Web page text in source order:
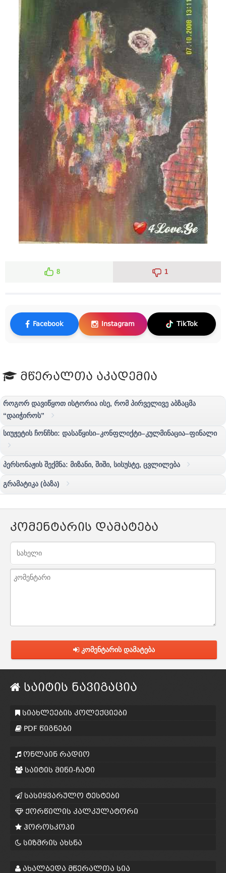
8 1
Facebook Instagram TikTok
მწერალთა აკადემია
როგორ დავიწყოთ ისტორია ისე, რომ პირველივე აბზაცმა
“დაიჭიროს”
სიუჟეტის ჩონჩხი: დასაწყისი–კონფლიქტი–კულმინაცია–ფინალი
პერსონაჟის შექმნა: მიზანი, შიში, სისუსტე, ცვლილება
გრამატიკა (ბაზა)
კომენტარის დამატება
კომენტარის დამატება
საიტის ნავიგაცია
სიახლეების კოლექციები
PDF წიგნები
ონლაინ რადიო
საიტის მინი-ჩატი
სასიყვარულო ტესტები
ქორწილის კალკულატორი
ჰოროსკოპი
სიზმრის ახსნა
ახალბედა მწერალთა სია